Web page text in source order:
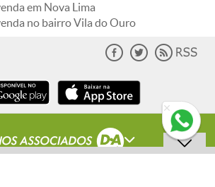
em Nova Lima
no bairro Vila do Ouro